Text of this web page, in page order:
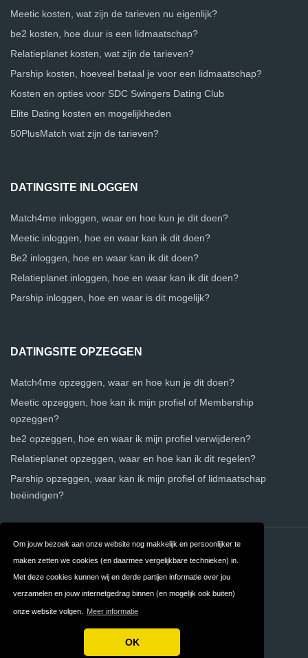
Om jouw bezoek aan onze website nog makkelijk en persoonlijker te
maken zetten we cookies (en daarmee vergelijkbare technieken) in.
Met deze cookies kunnen wij en derde partijen informatie over jou
verzamelen en jouw internetgedrag binnen (en mogelijk ook buiten)
onze website volgen. Meer informatie
OK
Meetic kosten, wat zijn de tarieven nu eigenlijk?
be2 kosten, hoe duur is een lidmaatschap?
Relatieplanet kosten, wat zijn de tarieven?
Parship kosten, hoeveel betaal je voor een lidmaatschap?
Kosten en opties voor SDC Swingers Dating Club
Elite Dating kosten en mogelijkheden
50PlusMatch wat zijn de tarieven?
DATINGSITE INLOGGEN
Match4me inloggen, waar en hoe kun je dit doen?
Meetic inloggen, hoe en waar kan ik dit doen?
Be2 inloggen, hoe en waar kan ik dit doen?
Relatieplanet inloggen, hoe en waar kan ik dit doen?
Parship inloggen, hoe en waar is dit mogelijk?
DATINGSITE OPZEGGEN
Match4me opzeggen, waar en hoe kun je dit doen?
Meetic opzeggen, hoe kan ik mijn profiel of Membership
opzeggen?
be2 opzeggen, hoe en waar ik mijn profiel verwijderen?
Relatieplanet opzeggen, waar en hoe kan ik dit regelen?
Parship opzeggen, waar kan ik mijn profiel of lidmaatschap
beëindigen?
Contact Over ons
Privacy Algemene
Voorwaarden
Copyright © 2026 Gratis Datingsite Vergelijken